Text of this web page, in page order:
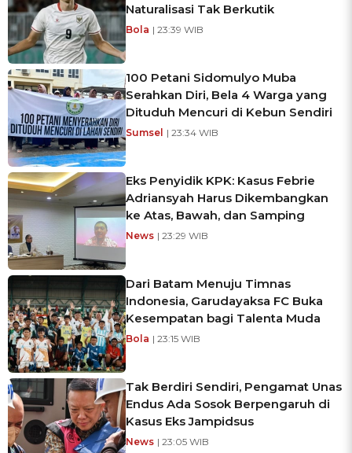
Naturalisasi Tak Berkutik
Bola | 23:39 WIB
100 Petani Sidomulyo Muba
Serahkan Diri, Bela 4 Warga yang
Dituduh Mencuri di Kebun Sendiri
Sumsel | 23:34 WIB
Eks Penyidik KPK: Kasus Febrie
Adriansyah Harus Dikembangkan
ke Atas, Bawah, dan Samping
News | 23:29 WIB
Dari Batam Menuju Timnas
Indonesia, Garudayaksa FC Buka
Kesempatan bagi Talenta Muda
Bola | 23:15 WIB
Tak Berdiri Sendiri, Pengamat Unas
Endus Ada Sosok Berpengaruh di
Kasus Eks Jampidsus
News | 23:05 WIB